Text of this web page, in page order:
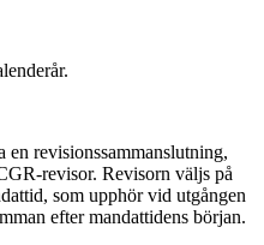
en revisionssammanslutning,
revisor. Revisorn väljs på
som upphör vid utgången
efter mandattidens början.